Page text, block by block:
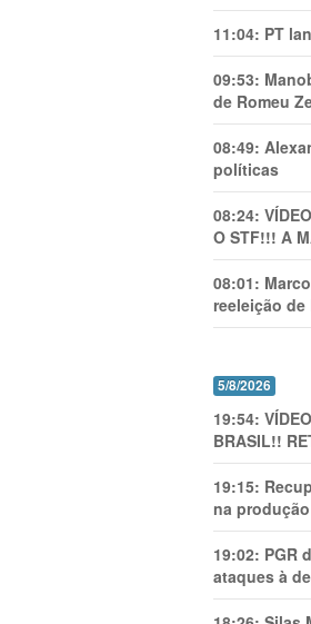
11:04: PT
09:53:
de Romeu
08:49:
políticas
08:24:
O STF!!! A
08:01:
reeleição de
5/8/2026
19:54:
BRASIL!!
19:15:
na
19:02: PGR
ataques à